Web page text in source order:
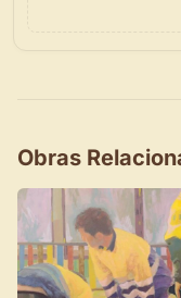
Obras